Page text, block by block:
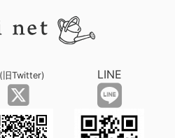
旧Twitter) LINE